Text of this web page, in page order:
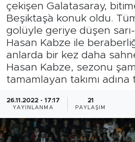
çekişen Galatasaray,
Beşiktaş`a konuk oldu.
golüyle geriye düşen sarı-
Hasan Kabze ile
anlarda bir kez daha
Hasan Kabze, sezonu
tamamlayan takımı adına
26.11.2022 - 17:17
YAYINLANMA
21
PAYLAŞIM